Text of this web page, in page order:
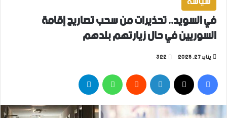
في السويد.. تحذيرات من سحب تصاريح إقامة
السوريين في حال زيارتهم بلدهم
يناير 27, 2025 322
فيسبوك‫X لينكدإن واتساب